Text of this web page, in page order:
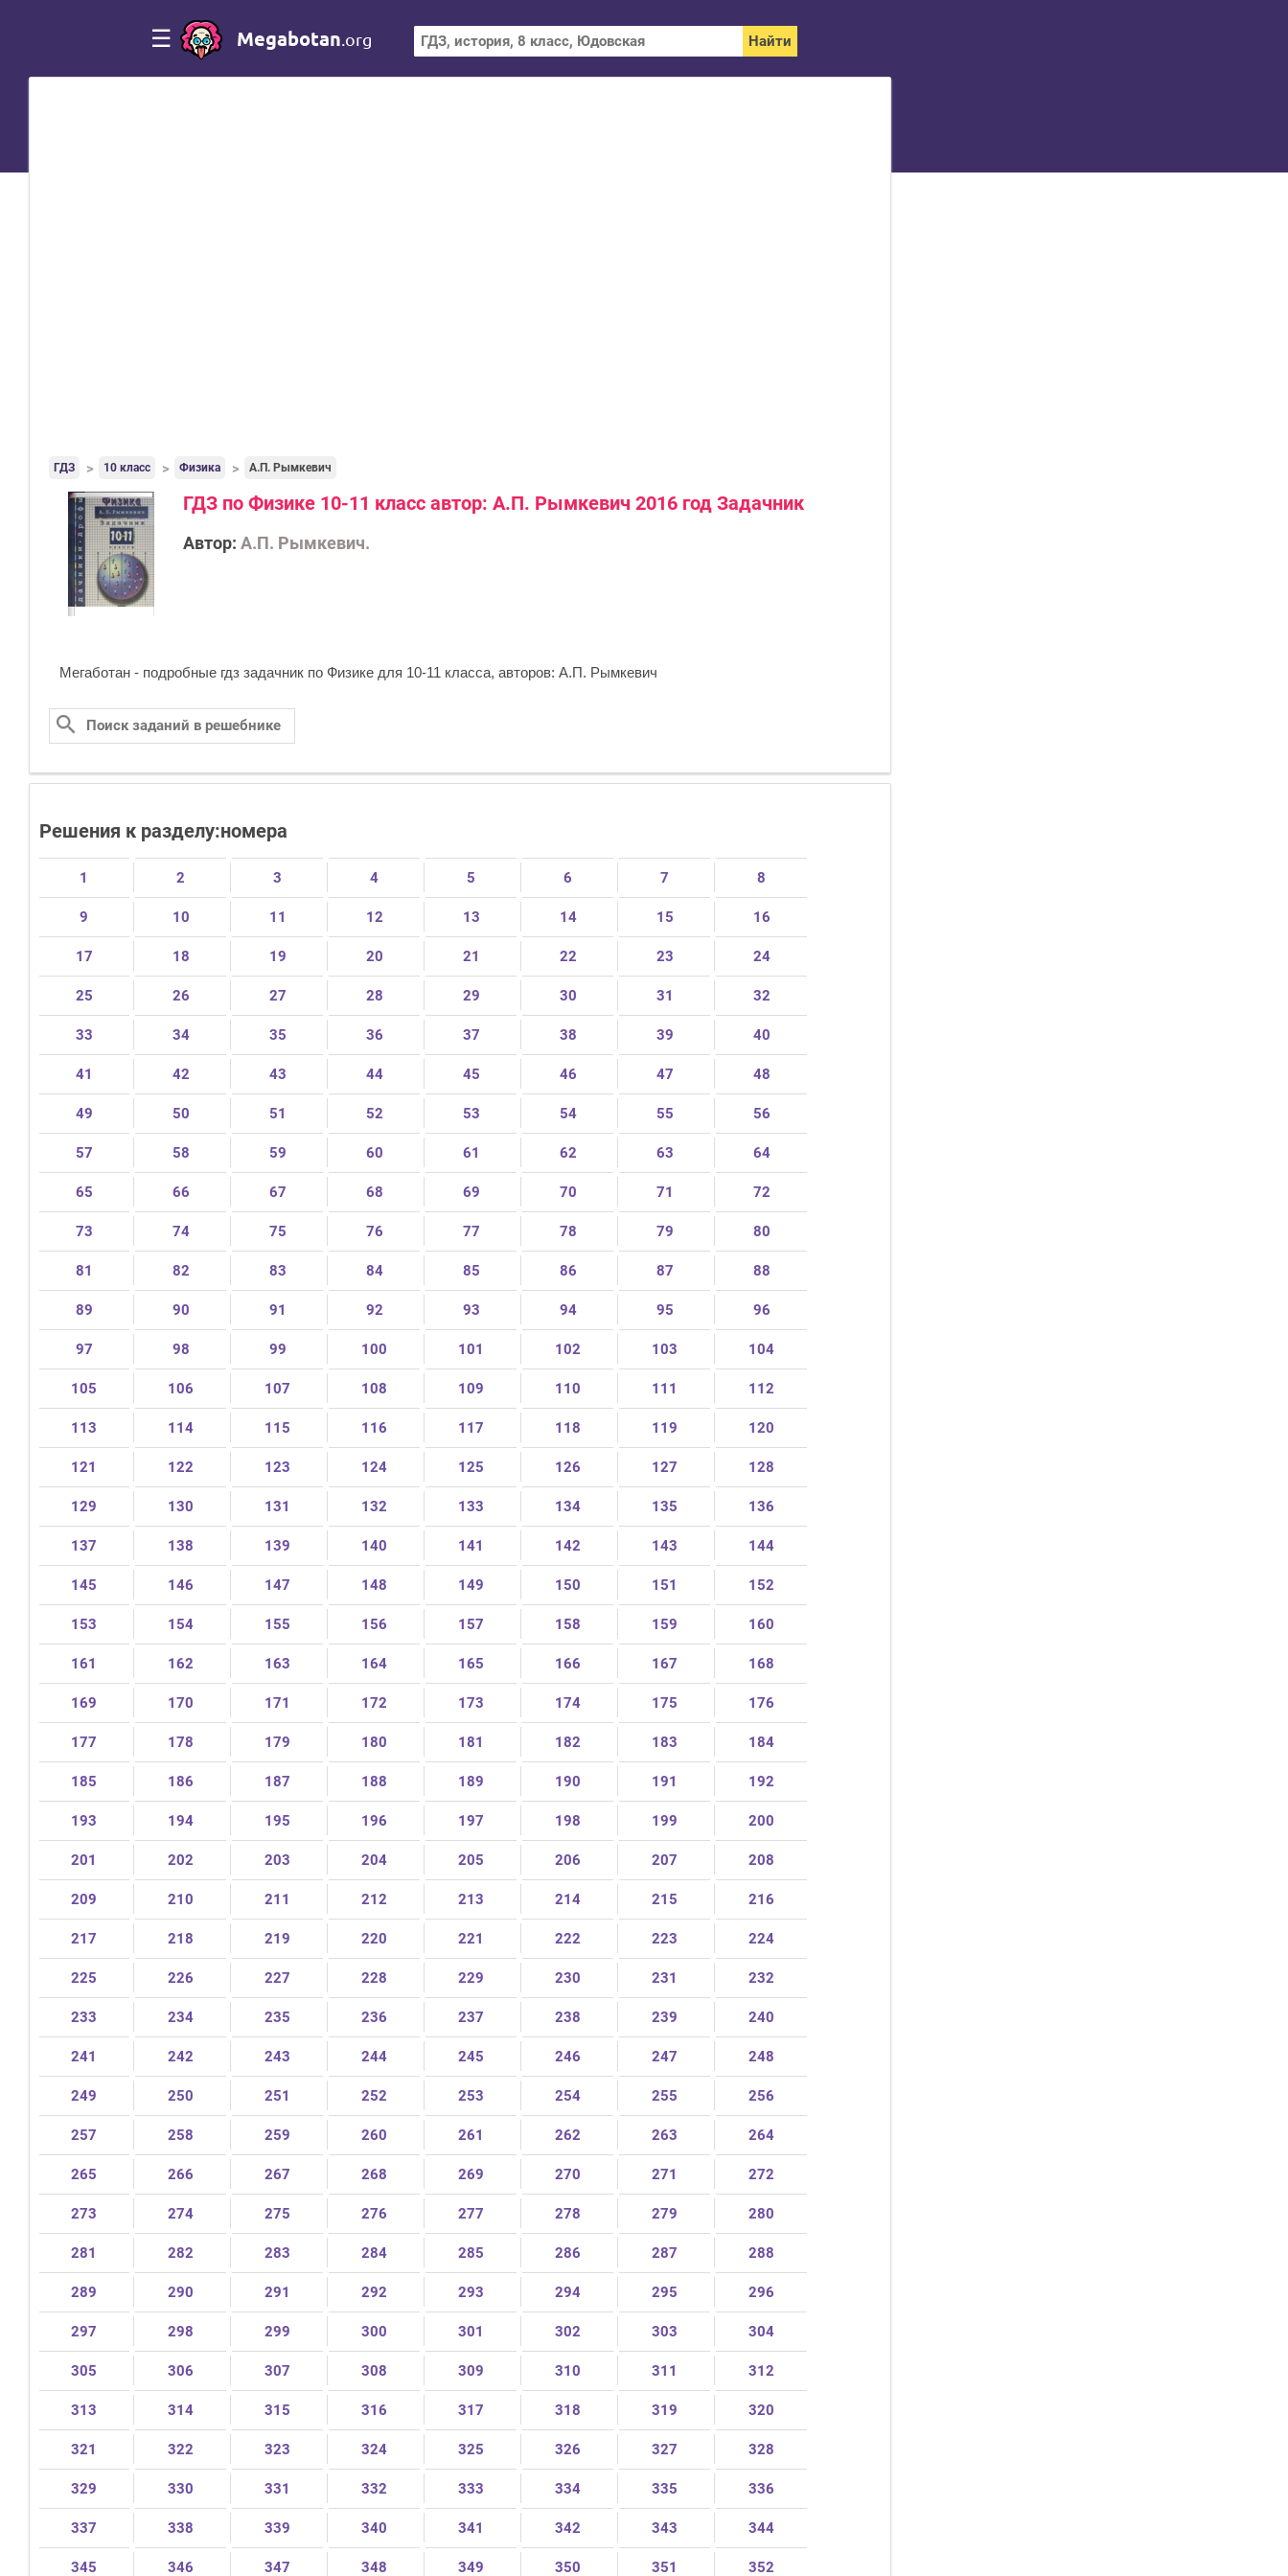
☰ Megabotan .org
ГДЗ 10 класс Физика А.П. Рымкевич
ГДЗ по Физике 10-11 класс автор: А.П. Рымкевич 2016 год Задачник
Автор: А.П. Рымкевич.
Мегаботан - подробные гдз задачник по Физике для 10‐11 класса, авторов: А.П. Рымкевич
Решения к разделу:номера
1 2 3 4 5 6 7 8
9 10 11 12 13 14 15 16
17 18 19 20 21 22 23 24
25 26 27 28 29 30 31 32
33 34 35 36 37 38 39 40
41 42 43 44 45 46 47 48
49 50 51 52 53 54 55 56
57 58 59 60 61 62 63 64
65 66 67 68 69 70 71 72
73 74 75 76 77 78 79 80
81 82 83 84 85 86 87 88
89 90 91 92 93 94 95 96
97 98 99 100 101 102 103 104
105 106 107 108 109 110 111 112
113 114 115 116 117 118 119 120
121 122 123 124 125 126 127 128
129 130 131 132 133 134 135 136
137 138 139 140 141 142 143 144
145 146 147 148 149 150 151 152
153 154 155 156 157 158 159 160
161 162 163 164 165 166 167 168
169 170 171 172 173 174 175 176
177 178 179 180 181 182 183 184
185 186 187 188 189 190 191 192
193 194 195 196 197 198 199 200
201 202 203 204 205 206 207 208
209 210 211 212 213 214 215 216
217 218 219 220 221 222 223 224
225 226 227 228 229 230 231 232
233 234 235 236 237 238 239 240
241 242 243 244 245 246 247 248
249 250 251 252 253 254 255 256
257 258 259 260 261 262 263 264
265 266 267 268 269 270 271 272
273 274 275 276 277 278 279 280
281 282 283 284 285 286 287 288
289 290 291 292 293 294 295 296
297 298 299 300 301 302 303 304
305 306 307 308 309 310 311 312
313 314 315 316 317 318 319 320
321 322 323 324 325 326 327 328
329 330 331 332 333 334 335 336
337 338 339 340 341 342 343 344
345 346 347 348 349 350 351 352